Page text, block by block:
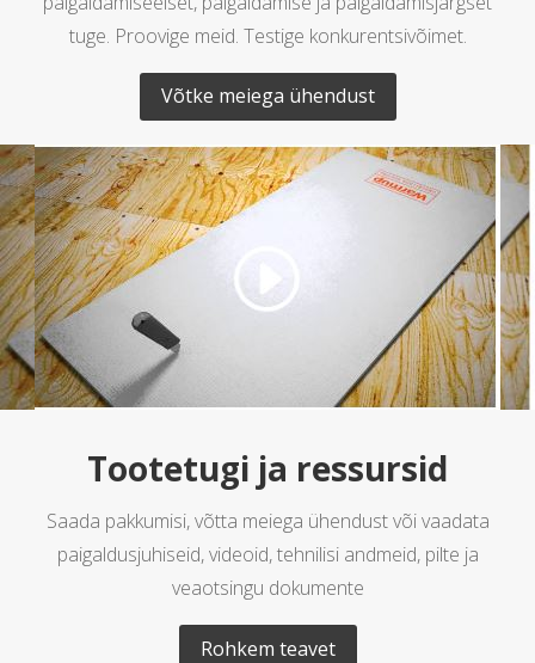
tuge. Proovige meid. Testige konkurentsivõimet.
Võtke meiega ühendust
Tootetugi ja ressursid
Saada pakkumisi, võtta meiega ühendust või vaadata
paigaldusjuhiseid, videoid, tehnilisi andmeid, pilte ja
veaotsingu dokumente
Rohkem teavet